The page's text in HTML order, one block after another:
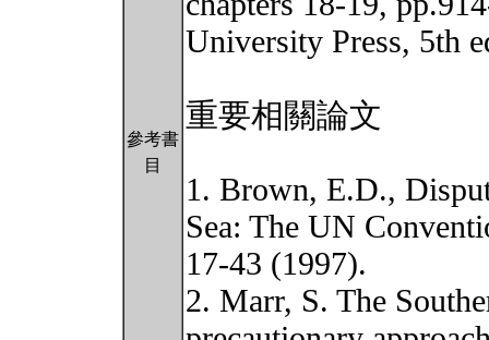
參考書
目
University Press, 5th
重要相關論文
1. Brown, E.D.,
Sea: The UN
17-43 (1997).
2. Marr, S. The